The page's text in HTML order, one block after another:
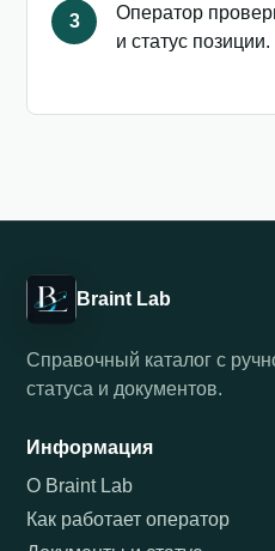
3
Оператор
и статус позиции.
Braint Lab
Справочный каталог с
статуса и документов.
Информация
О Braint Lab
Как работает оператор